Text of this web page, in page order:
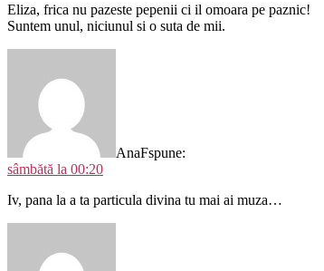
Eliza, frica nu pazeste pepenii ci il omoara pe paznic!
Suntem unul, niciunul si o suta de mii.
AnaFspune:
sâmbătă la 00:20
Iv, pana la a ta particula divina tu mai ai muza…